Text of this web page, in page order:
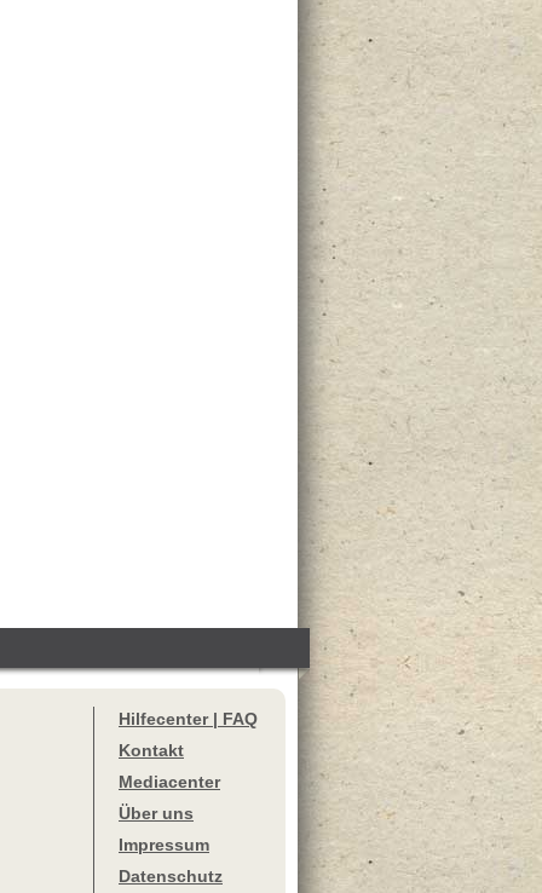
Hilfecenter | FAQ
Kontakt
Mediacenter
Über uns
Impressum
Datenschutz